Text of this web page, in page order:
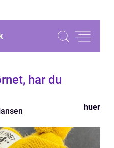
har du
huer